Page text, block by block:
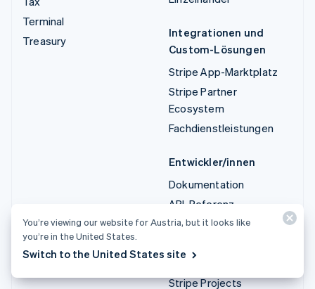
Terminal
Treasury
Integrationen und
Custom-Lösungen
Stripe App-Marktplatz
Stripe Partner
Ecosystem
Fachdienstleistungen
Entwickler/innen
Dokumentation
API-Referenz
API-Status
Bibliotheken und SDKs
Stripe Projects
You’re viewing our website for Austria, but it looks like
you’re in the United States.
Switch to the United States site